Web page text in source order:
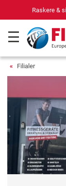
Filialer